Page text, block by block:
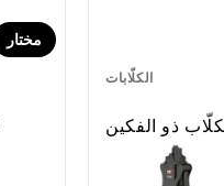
مختار
الكلّابات